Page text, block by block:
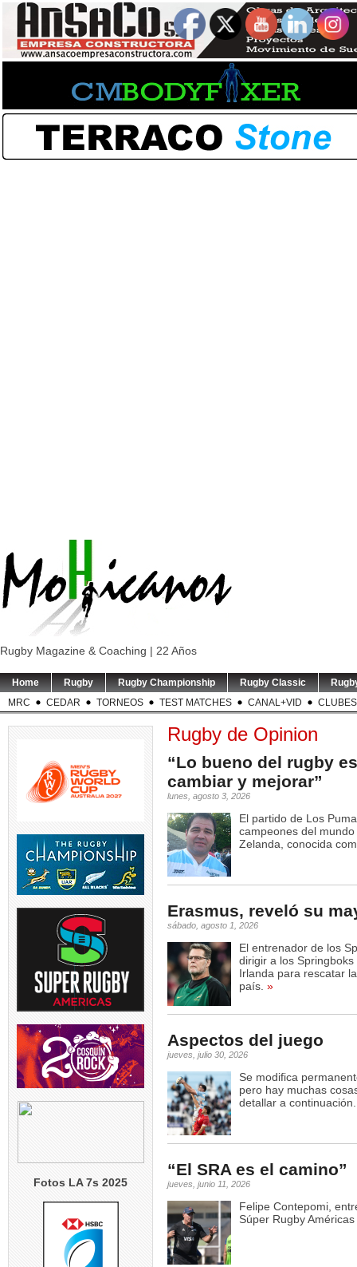
Rugby Magazine & Coaching | 22 Años
Home Rugby Rugby Championship Rugby Classic
MRC
CEDAR TORNEOS TEST MATCHES CANAL+VID CLUBES
Fotos LA 7s 2025
Rugby de Opinion
“Lo bueno del rugby
cambiar y mejorar”
lunes, agosto 3, 2026
El partido de Los
campeones del
Zelanda, conocida
Erasmus, reveló su
sábado, agosto 1, 2026
El entrenador de los
dirigir a los
Irlanda para rescatar
país. »
Aspectos del juego
jueves, julio 30, 2026
Se modifica
pero hay muchas
detallar a
“El SRA es el camino”
jueves, junio 11, 2026
Felipe Contepomi,
Súper Rugby
LOS PUMAS | Tomás
Albornoz ha sido
suspendido por
RUGBY INT`L | Thomas
Ramos de 31 años será
jugador
TEST MATCH
5
USA v
5